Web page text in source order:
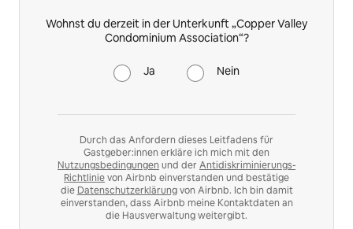
Wohnst du derzeit in der Unterkunft „Copper Valley
Condominium Association“?
Ja Nein
Durch das Anfordern dieses Leitfadens für
Gastgeber:innen erkläre ich mich mit den
Nutzungsbedingungen und der Antidiskriminierungs-
Richtlinievon Airbnb einverstanden und bestätige
die Datenschutzerklärungvon Airbnb. Ich bin damit
einverstanden, dass Airbnb meine Kontaktdaten an
die Hausverwaltung weitergibt.